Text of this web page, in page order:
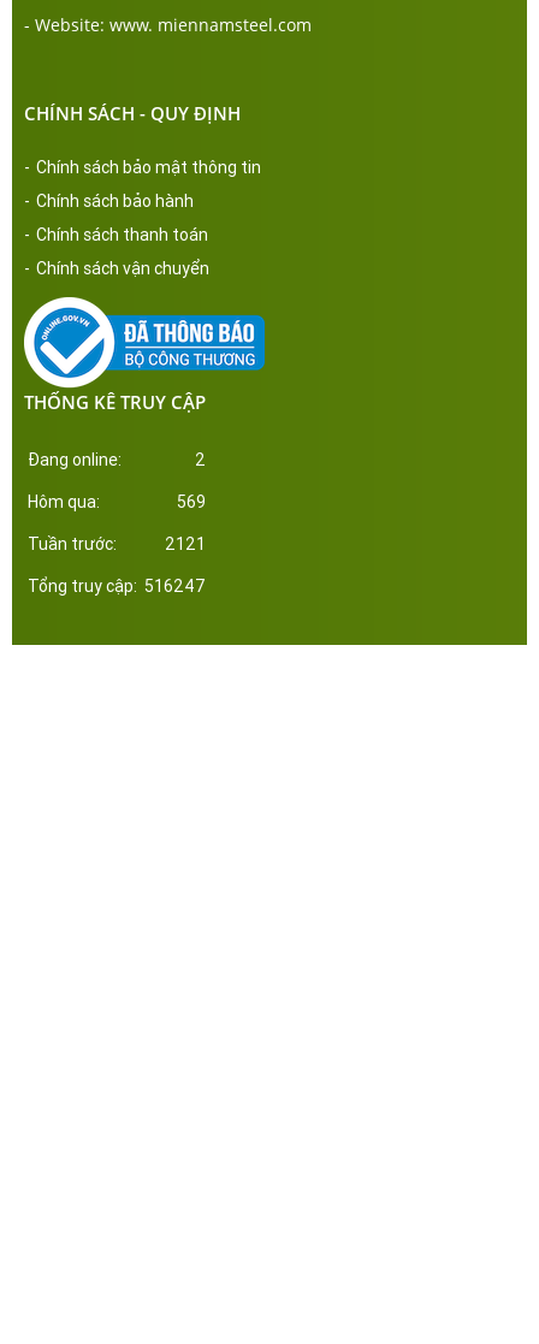
- Website: www. miennamsteel.com
CHÍNH SÁCH - QUY ĐỊNH
- Chính sách bảo mật thông tin
- Chính sách bảo hành
- Chính sách thanh toán
- Chính sách vận chuyển
THỐNG KÊ TRUY CẬP
Đang online: 2
Hôm qua: 569
Tuần trước: 2121
Tổng truy cập: 516247